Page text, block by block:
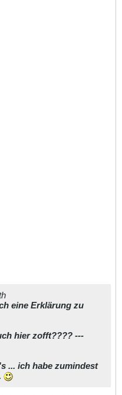
eine Erklärung zu
hier zofft???? ---
... ich habe zumindest